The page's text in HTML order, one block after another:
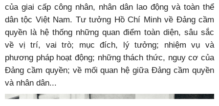
của giai cấp công nhân, nhân dân lao động và toàn thể
dân tộc Việt Nam. Tư tưởng Hồ Chí Minh về Đảng cầm
quyền là hệ thống những quan điểm toàn diện, sâu sắc
về vị trí, vai trò; mục đích, lý tưởng; nhiệm vụ và
phương pháp hoạt động; những thách thức, nguy cơ của
Đảng cầm quyền; về mối quan hệ giữa Đảng cầm quyền
và nhân dân...